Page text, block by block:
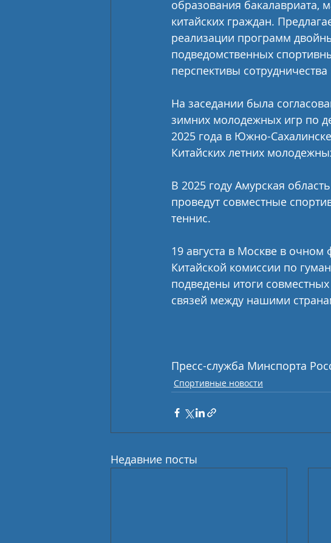
образования бакалавриата,
китайских граждан.
реализации программ
подведомственных
перспективы
На заседании была
зимних молодежных игр по
2025 года в Южно-
Китайских летних
В 2025 году Амурская
проведут совместные
теннис.
19 августа в Москве в очном
Китайской комиссии по
подведены итоги
связей между нашими
Пресс-служба Минспорта
Спортивные новости
Недавние посты